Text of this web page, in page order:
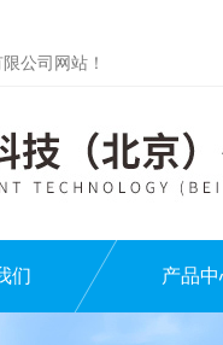
公司网站！
们 产品中